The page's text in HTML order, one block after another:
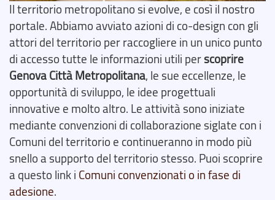
Il territorio metropolitano si evolve, e così il nostro
portale. Abbiamo avviato azioni di co-design con gli
attori del territorio per raccogliere in un unico punto
di accesso tutte le informazioni utili perscoprire
Genova Città Metropolitana, le sue eccellenze, le
opportunità di sviluppo, le idee progettuali
innovative e molto altro. Le attività sono iniziate
mediante convenzioni di collaborazione siglate con i
Comuni del territorio e continueranno in modo più
snello a supporto del territorio stesso. Puoi scoprire
a questo link i Comuni convenzionati o in fase di
adesione.